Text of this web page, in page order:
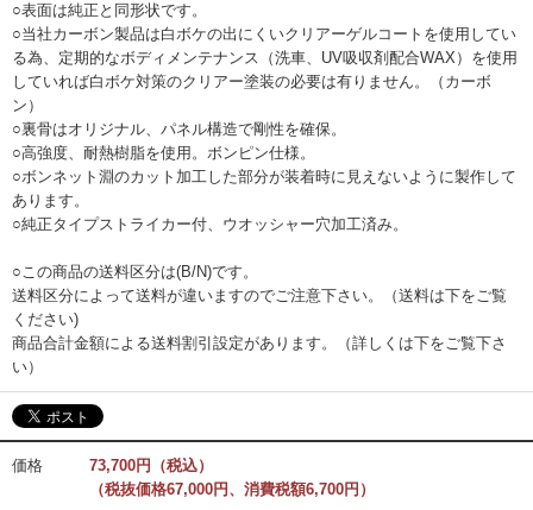
○表面は純正と同形状です。
○当社カーボン製品は白ボケの出にくいクリアーゲルコートを使用してい
る為、定期的なボディメンテナンス（洗車、UV吸収剤配合WAX）を使用
していれば白ボケ対策のクリアー塗装の必要は有りません。（カーボ
ン）
○裏骨はオリジナル、パネル構造で剛性を確保。
○高強度、耐熱樹脂を使用。ボンピン仕様。
○ボンネット淵のカット加工した部分が装着時に見えないように製作して
あります。
○純正タイプストライカー付、ウオッシャー穴加工済み。
○この商品の送料区分は(B/N)です。
送料区分によって送料が違いますのでご注意下さい。（送料は下をご覧
ください)
商品合計金額による送料割引設定があります。（詳しくは下をご覧下さ
い）
価格
73,700円（税込）
（税抜価格67,000円、消費税額6,700円）